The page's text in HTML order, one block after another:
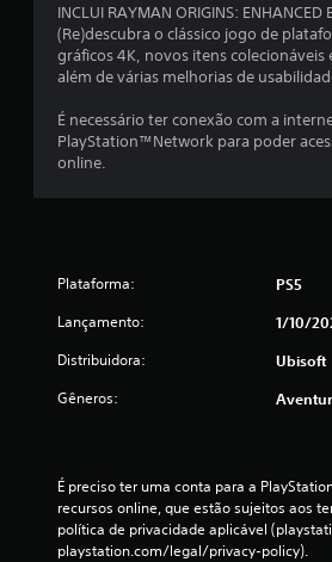
INCLUI RAYMAN ORIGINS: ENHANCED
(Re)descubra o clássico jogo de
gráficos 4K, novos itens colecionáveis
além de várias melhorias de
É necessário ter conexão com a
PlayStation™Network para poder
online.
Plataforma: PS5
Lançamento: 1/10/
Distribuidora: Ubisoft
Gêneros:
É preciso ter uma conta para a
recursos online, que estão sujeitos aos
política de privacidade aplicável
playstation.com/legal/privacy-policy).